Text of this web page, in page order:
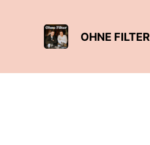
OHNE FILTER